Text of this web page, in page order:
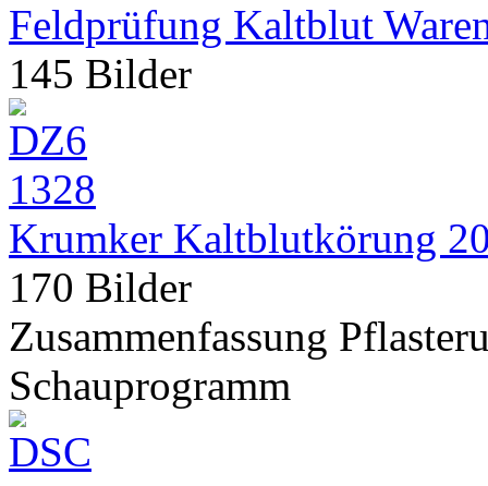
Feldprüfung Kaltblut
145 Bilder
Krumker Kaltblutkörung
170 Bilder
Zusammenfassung
Schauprogramm